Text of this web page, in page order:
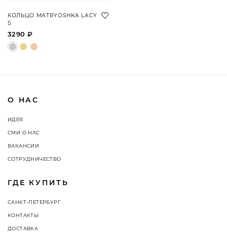
КОЛЬЦО MATRYOSHKA LACY
S
3290 ₽
О НАС
ИДЕЯ
СМИ О НАС
ВАКАНСИИ
СОТРУДНИЧЕСТВО
ГДЕ КУПИТЬ
САНКТ-ПЕТЕРБУРГ
КОНТАКТЫ
ДОСТАВКА